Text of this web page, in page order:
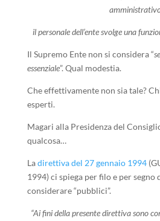
il personale dell’ente svolge una
Il Supremo Ente non si considera “
essenziale”. Qual modestia.
Che effettivamente non sia tale?
esperti.
Magari alla Presidenza del
qualcosa…
Ladirettiva del 27 gennaio 1994
1994) ci spiega per filo e per segno
considerare “pubblici”.
“Ai fini della presente direttiva sono